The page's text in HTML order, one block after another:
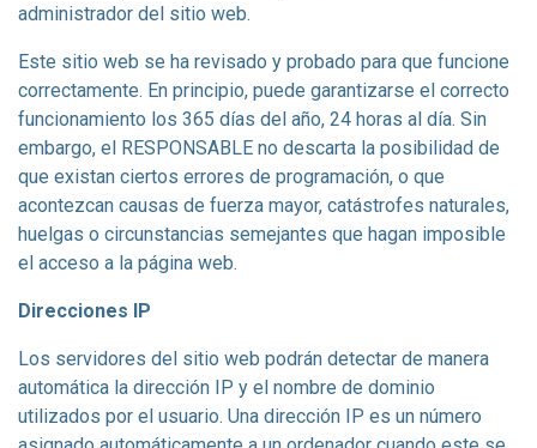
administrador del sitio web.
Este sitio web se ha revisado y probado para que funcione
correctamente. En principio, puede garantizarse el correcto
funcionamiento los 365 días del año, 24 horas al día. Sin
embargo, el RESPONSABLE no descarta la posibilidad de
que existan ciertos errores de programación, o que
acontezcan causas de fuerza mayor, catástrofes naturales,
huelgas o circunstancias semejantes que hagan imposible
el acceso a la página web.
Direcciones IP
Los servidores del sitio web podrán detectar de manera
automática la dirección IP y el nombre de dominio
utilizados por el usuario. Una dirección IP es un número